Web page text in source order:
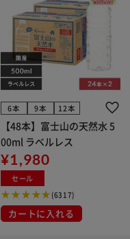
6本 9本 12本
【48本】富士山の天然水 5
00ml ラベルレス
¥1,980
セール
(6317)
カートに入れる